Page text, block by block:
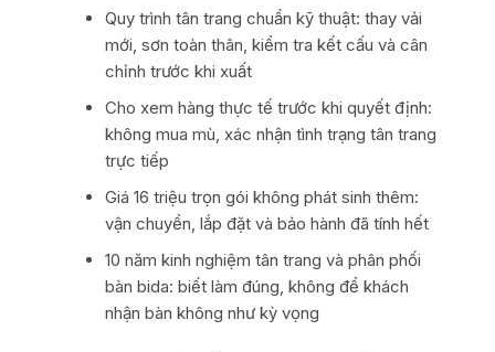
Quy trình tân trang chuẩn kỹ thuật: thay vải
mới, sơn toàn thân, kiểm tra kết cấu và cân
chỉnh trước khi xuất
Cho xem hàng thực tế trước khi quyết định:
không mua mù, xác nhận tình trạng tân trang
trực tiếp
Giá 16 triệu trọn gói không phát sinh thêm:
vận chuyển, lắp đặt và bảo hành đã tính hết
10 năm kinh nghiệm tân trang và phân phối
bàn bida: biết làm đúng, không để khách
nhận bàn không như kỳ vọng